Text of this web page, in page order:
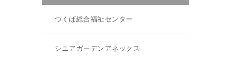
つくば総合福祉センター
シニアガーデンアネックス